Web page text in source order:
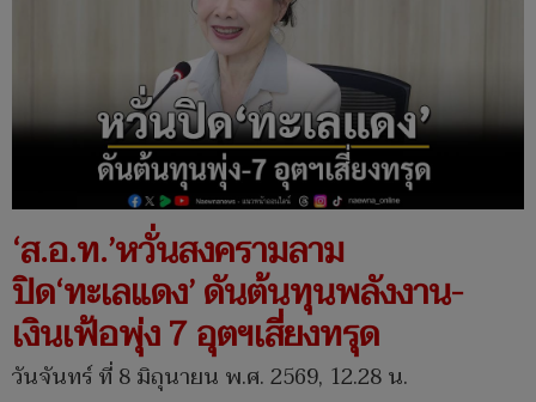
‘ส.อ.ท.’หวั่นสงครามลาม
ปิด‘ทะเลแดง’ ดันต้นทุนพลังงาน-
เงินเฟ้อพุ่ง 7 อุตฯเสี่ยงทรุด
วันจันทร์ ที่ 8 มิถุนายน พ.ศ. 2569, 12.28 น.